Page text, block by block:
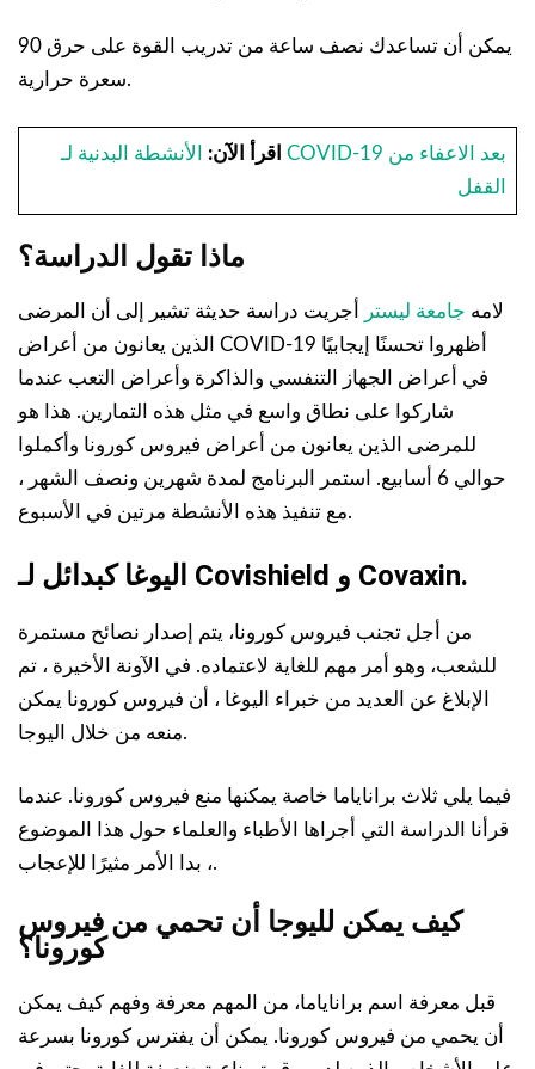
يمكن أن تساعدك نصف ساعة من تدريب القوة على حرق 90
سعرة حرارية.
اقرأ الآن:
الأنشطة البدنية لـ COVID-19 بعد الاعفاء من
القفل
ماذا تقول الدراسة؟
لامه جامعة ليستر
أجريت دراسة حديثة تشير إلى أن المرضى
الذين يعانون من أعراض COVID-19 أظهروا تحسنًا إيجابيًا
في أعراض الجهاز التنفسي والذاكرة وأعراض التعب عندما
شاركوا على نطاق واسع في مثل هذه التمارين. هذا هو
للمرضى الذين يعانون من أعراض فيروس كورونا وأكملوا
حوالي 6 أسابيع. استمر البرنامج لمدة شهرين ونصف الشهر ،
مع تنفيذ هذه الأنشطة مرتين في الأسبوع.
اليوغا كبدائل لـ Covishield و Covaxin.
من أجل تجنب فيروس كورونا، يتم إصدار نصائح مستمرة
للشعب، وهو أمر مهم للغاية لاعتماده. في الآونة الأخيرة ، تم
الإبلاغ عن العديد من خبراء اليوغا ، أن فيروس كورونا يمكن
منعه من خلال اليوجا.
فيما يلي ثلاث براناياما خاصة يمكنها منع فيروس كورونا. عندما
قرأنا الدراسة التي أجراها الأطباء والعلماء حول هذا الموضوع
، بدا الأمر مثيرًا للإعجاب.
كيف يمكن لليوجا أن تحمي من فيروس
كورونا؟
قبل معرفة اسم براناياما، من المهم معرفة وفهم كيف يمكن
أن يحمي من فيروس كورونا. يمكن أن يفترس كورونا بسرعة